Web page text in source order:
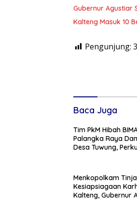
Gubernur Agustiar
Kalteng Masuk 10
Pengunjung:
Baca Juga
Tim PkM Hibah
Palangka Raya
Desa Tuwung,
Menkopolkam
Kesiapsiagaan
Kalteng, Gubernur